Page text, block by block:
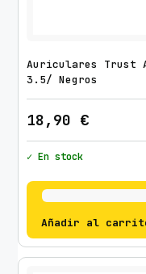
Auriculares Trust
3.5/ Negros
18,90 €
✓ En stock
Añadir al